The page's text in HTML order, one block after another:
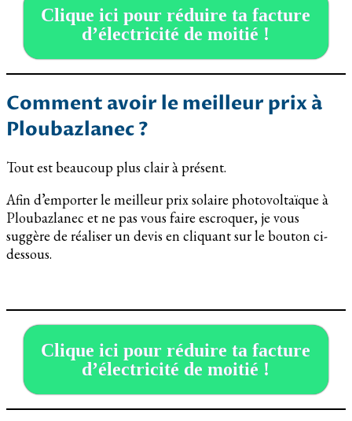
Clique ici pour réduire ta facture
d’électricité de moitié !
Comment avoir le meilleur prix à
Ploubazlanec ?
Tout est beaucoup plus clair à présent.
Afin d’emporter le meilleur prix solaire photovoltaïque à
Ploubazlanec et ne pas vous faire escroquer, je vous
suggère de réaliser un devis en cliquant sur le bouton ci-
dessous.
Clique ici pour réduire ta facture
d’électricité de moitié !